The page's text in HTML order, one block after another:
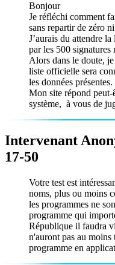
Bonjour
Je réfléchi comment
sans repartir de zéro
J’aurais du attendre
par les 500 signatures
Alors dans le doute,
liste officielle sera
les données présentes.
Mon site répond peut-
système, à vous de
Intervenant
17-50
Votre test est
noms, plus ou moins
les programmes ne
programme qui
République il faudra
n'auront pas au moins
programme en